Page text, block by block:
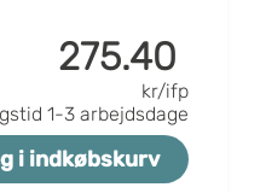
275.40
kr/ifp
1-3 arbejdsdage
i indkøbskurv